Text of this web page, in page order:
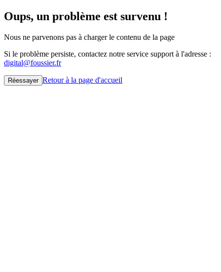
Oups, un problème est survenu !
Nous ne parvenons pas à charger le contenu de la page
Si le problème persiste, contactez notre service support à l'adresse :
digital@foussier.fr
Réessayer Retour à la page d'accueil